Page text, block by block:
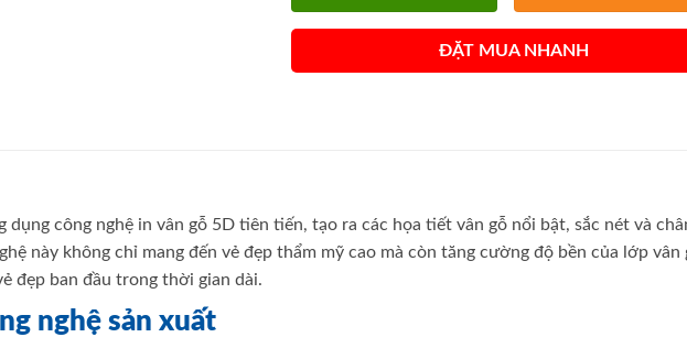
ĐẶT MUA NHANH
dụng công nghệ in vân gỗ 5D tiên tiến, tạo ra các họa tiết vân gỗ nổi bật, sắc nét và
này không chỉ mang đến vẻ đẹp thẩm mỹ cao mà còn tăng cường độ bền của lớp vân
đẹp ban đầu trong thời gian dài.
nghệ sản xuất